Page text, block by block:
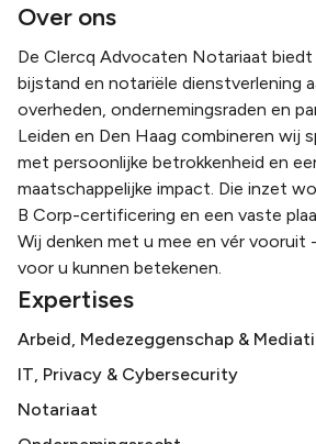
Over ons
De Clercq Advocaten Notariaat biedt
bijstand en notariële dienstverlening
overheden, ondernemingsraden en
Leiden en Den Haag combineren wij
met persoonlijke betrokkenheid en
maatschappelijke impact. Die inzet
B Corp-certificering en een vaste
Wij denken met u mee en vér
voor u kunnen betekenen.
Expertises
Arbeid, Medezeggenschap &
IT, Privacy & Cybersecurity
Notariaat